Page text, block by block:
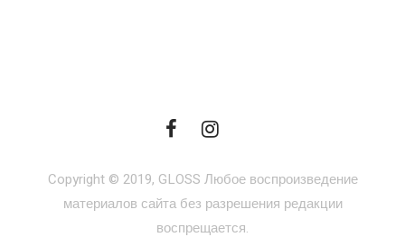
Copyright © 2019, GLOSS Любое воспроизведение
материалов сайта без разрешения редакции
воспрещается.